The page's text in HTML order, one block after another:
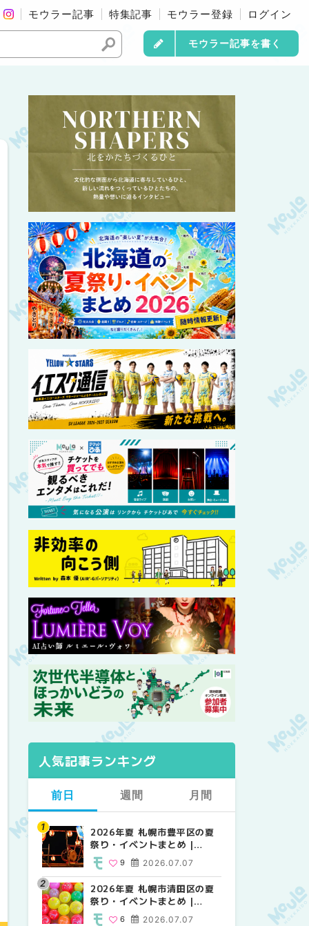
モウラー記事 特集記事 モウラー登録 ログイン
モウラー記事を書く
人気記事ランキング
前日
2026年夏 札幌市豊平区の夏
祭り・イベントまとめ |
MouLa HOKKAIDO
2026.07.07
9
2026年夏 札幌市清田区の夏
祭り・イベントまとめ |
MouLa HOKKAIDO
2026.07.07
6
週間
【2026年最新】札幌のおすす
めビアガーデン｜オープン日
穴場テラスまで | MouLa
HOKKAIDO
24
2026年夏 札幌市白石区の夏
祭り・イベントまとめ |
9
月間
【2026年最新】札幌のおすす
めビアガーデン｜オープン日
穴場テラスまで | MouLa
HOKKAIDO
24
2026年夏 札幌市北区の夏祭
り・イベントまとめ |
9